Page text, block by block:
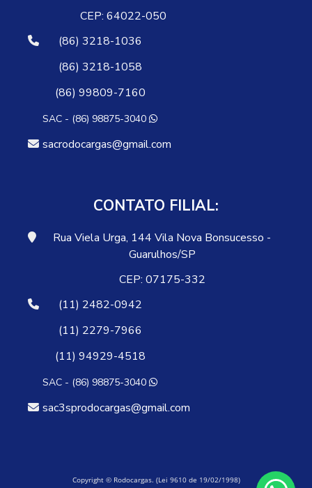
CEP: 64022-050
(86) 3218-1036
(86) 3218-1058
(86) 99809-7160
SAC - (86) 98875-3040
sacrodocargas@gmail.com
CONTATO FILIAL:
Rua Viela Urga, 144 Vila Nova Bonsucesso -
Guarulhos/SP
CEP: 07175-332
(11) 2482-0942
(11) 2279-7966
(11) 94929-4518
SAC - (86) 98875-3040
sac3sprodocargas@gmail.com
Copyright © Rodocargas. (Lei 9610 de 19/02/1998)